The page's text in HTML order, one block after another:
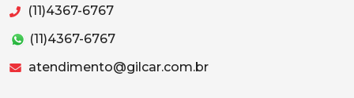
(11)4367-6767
(11)4367-6767
atendimento@gilcar.com.br